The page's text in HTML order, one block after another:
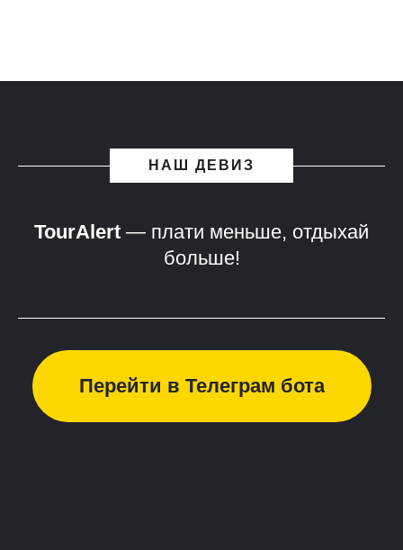
НАШ ДЕВИЗ
TourAlert — плати меньше, отдыхай
больше!
Перейти в Телеграм бота